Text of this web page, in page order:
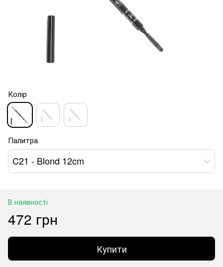
Колір
Палитра
C21 - Blond 12cm
В наявності
472 грн
Купити